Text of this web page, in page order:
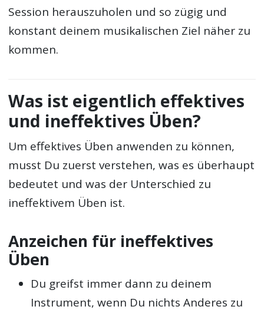
Session herauszuholen und so zügig und
konstant deinem musikalischen Ziel näher zu
kommen.
Was ist eigentlich effektives
und ineffektives Üben?
Um effektives Üben anwenden zu können,
musst Du zuerst verstehen, was es überhaupt
bedeutet und was der Unterschied zu
ineffektivem Üben ist.
Anzeichen für ineffektives
Üben
Du greifst immer dann zu deinem
Instrument, wenn Du nichts Anderes zu